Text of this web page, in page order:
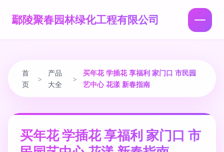
鄢陵聚春园林绿化工程有限公司
首
页
>
产品
大全
>
买年花 学插花 享福利 家门口 市民园
艺中心 花漾 新春指南
买年花 学插花 享福利 家门口 市